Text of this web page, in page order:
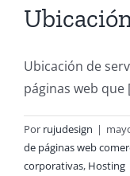
Ubicación de
páginas web que
Por rujudesign |
de páginas web
corporativas, Hosting